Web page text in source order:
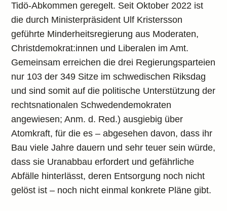
Tidö-Abkommen geregelt. Seit Oktober 2022 ist
die durch Ministerpräsident Ulf Kristersson
geführte Minderheitsregierung aus Moderaten,
Christdemokrat:innen und Liberalen im Amt.
Gemeinsam erreichen die drei Regierungsparteien
nur 103 der 349 Sitze im schwedischen Riksdag
und sind somit auf die politische Unterstützung der
rechtsnationalen Schwedendemokraten
angewiesen; Anm. d. Red.) ausgiebig über
Atomkraft, für die es – abgesehen davon, dass ihr
Bau viele Jahre dauern und sehr teuer sein würde,
dass sie Uranabbau erfordert und gefährliche
Abfälle hinterlässt, deren Entsorgung noch nicht
gelöst ist – noch nicht einmal konkrete Pläne gibt.